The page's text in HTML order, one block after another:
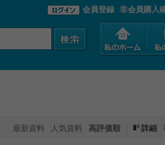
会員登録 非会員購入
最新資料 人気資料 高評価順 詳細